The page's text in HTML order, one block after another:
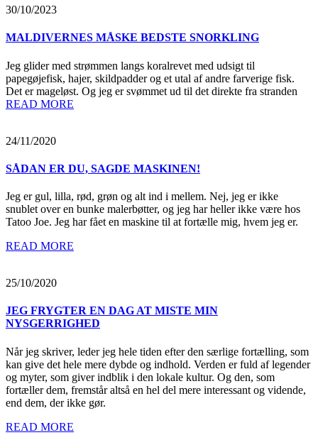
30/10/2023
MALDIVERNES MÅSKE BEDSTE SNORKLING
Jeg glider med strømmen langs koralrevet med udsigt til
papegøjefisk, hajer, skildpadder og et utal af andre farverige fisk.
Det er mageløst. Og jeg er svømmet ud til det direkte fra stranden
READ MORE
24/11/2020
SÅDAN ER DU, SAGDE MASKINEN!
Jeg er gul, lilla, rød, grøn og alt ind i mellem. Nej, jeg er ikke
snublet over en bunke malerbøtter, og jeg har heller ikke være hos
Tatoo Joe. Jeg har fået en maskine til at fortælle mig, hvem jeg er.
READ MORE
25/10/2020
JEG FRYGTER EN DAG AT MISTE MIN
NYSGERRIGHED
Når jeg skriver, leder jeg hele tiden efter den særlige fortælling, som
kan give det hele mere dybde og indhold. Verden er fuld af legender
og myter, som giver indblik i den lokale kultur. Og den, som
fortæller dem, fremstår altså en hel del mere interessant og vidende,
end dem, der ikke gør.
READ MORE